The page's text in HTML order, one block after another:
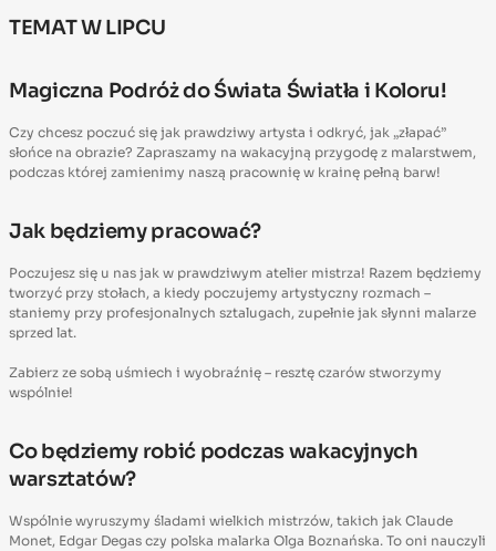
TEMAT W LIPCU
Magiczna Podróż do Świata Światła i Koloru!
Czy chcesz poczuć się jak prawdziwy artysta i odkryć, jak „złapać”
słońce na obrazie? Zapraszamy na wakacyjną przygodę z malarstwem,
podczas której zamienimy naszą pracownię w krainę pełną barw!
Jak będziemy pracować?
Poczujesz się u nas jak w prawdziwym atelier mistrza! Razem będziemy
tworzyć przy stołach, a kiedy poczujemy artystyczny rozmach –
staniemy przy profesjonalnych sztalugach, zupełnie jak słynni malarze
sprzed lat.
Zabierz ze sobą uśmiech i wyobraźnię – resztę czarów stworzymy
wspólnie!
Co będziemy robić podczas wakacyjnych
warsztatów?
Wspólnie wyruszymy śladami wielkich mistrzów, takich jak Claude
Monet, Edgar Degas czy polska malarka Olga Boznańska. To oni nauczyli